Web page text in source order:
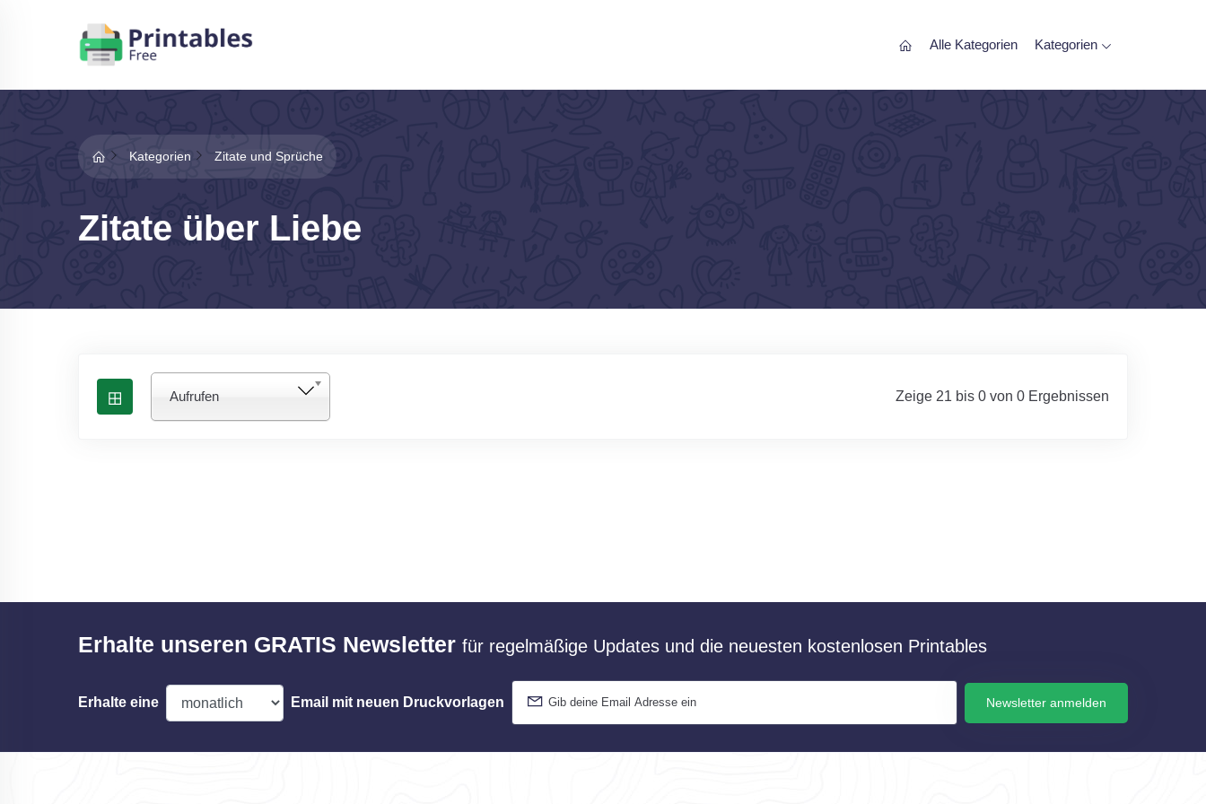
Alle Kategorien Kategorien
Kategorien Zitate und Sprüche
Zitate über Liebe
Aufrufen Zeige 21 bis 0 von 0 Ergebnissen
Erhalte unseren GRATIS Newsletter für regelmäßige Updates und die neuesten kostenlosen Printables
Erhalte eine Email mit neuen Druckvorlagen Newsletter anmelden